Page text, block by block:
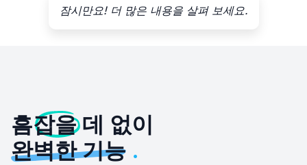
잠시만요! 더 많은 내용을 살펴 보세요.
흠잡을 데 없이
완벽한 기능 .